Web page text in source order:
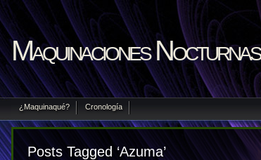
Maquinaciones Nocturnas
¿Maquinaqué? Cronología
Posts Tagged ‘Azuma’